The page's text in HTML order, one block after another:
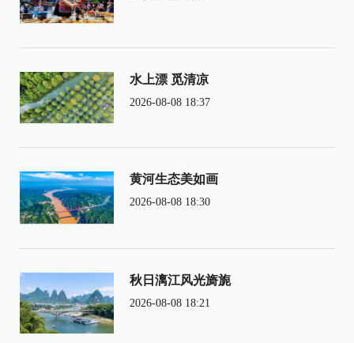
水上漂 觅清凉
2026-08-08 18:37
黄河生态美如画
2026-08-08 18:30
秋日漓江风光旖旎
2026-08-08 18:21